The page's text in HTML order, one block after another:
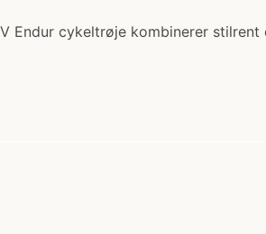
Endur cykeltrøje kombinerer stilrent